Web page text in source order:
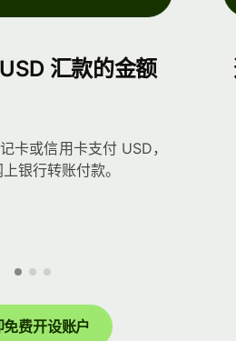
汇款的金额
卡或信用卡支付 USD，
银行转账付款。
免费开设账户